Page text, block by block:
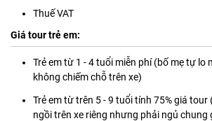
Thuế VAT
Giá tour trẻ em:
Trẻ em từ 1 - 4 tuổi miễn phí (bố mẹ tự lo
không chiếm chỗ trên xe)
Trẻ em từ trên 5 - 9 tuổi tính 75% giá tour
ngồi trên xe riêng nhưng phải ngủ chung